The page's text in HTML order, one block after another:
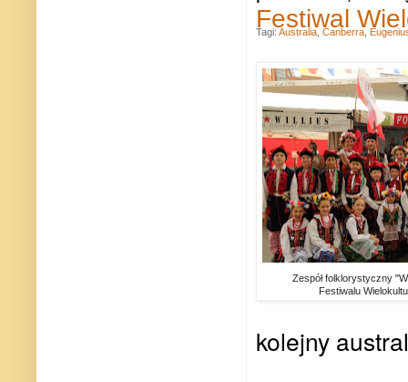
Festiwal
Zespół folklorystyczny
Festiwalu
kolejny
Tagi: Australia Canberra